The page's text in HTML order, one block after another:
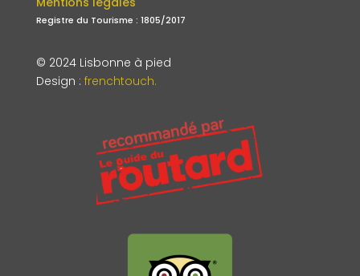
Registre du Tourisme : 1805/2017
© 2024 Lisbonne à pied
Design : frenchtouch.